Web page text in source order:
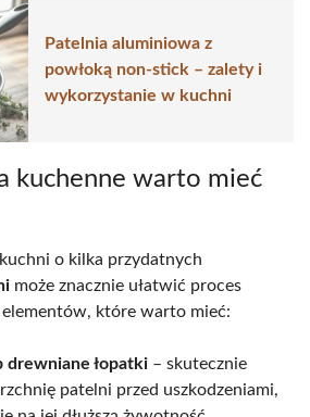
Patelnia aluminiowa z
powłoką non-stick – zalety i
wykorzystanie w kuchni
kuchenne warto mieć
o kilka przydatnych
może znacznie ułatwić proces
które warto mieć:
drewniane łopatki – skutecznie
patelni przed uszkodzeniami,